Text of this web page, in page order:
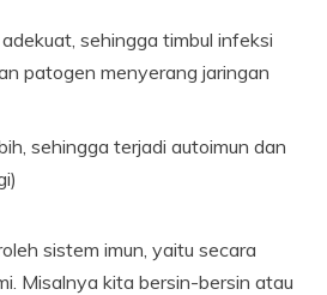
sehingga timbul infeksi
patogen menyerang jaringan
sehingga terjadi autoimun dan
sistem imun, yaitu secara
Misalnya kita bersin-bersin atau